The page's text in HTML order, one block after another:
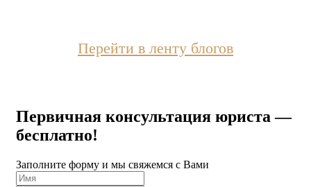
Перейти в ленту блогов
Первичная консультация юриста —
бесплатно!
Заполните форму и мы свяжемся с Вами